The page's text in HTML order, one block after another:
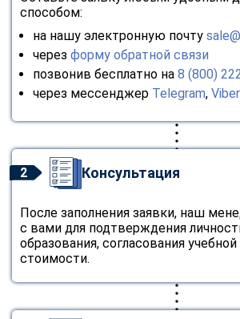
способом:
на нашу электронную почту
через форму обратной связи
позвонив бесплатно на 8 (800)
через мессенджер Telegram, Viber
2 Консультация
После заполнения заявки, наш
с вами для подтверждения
образования, согласования
стоимости.